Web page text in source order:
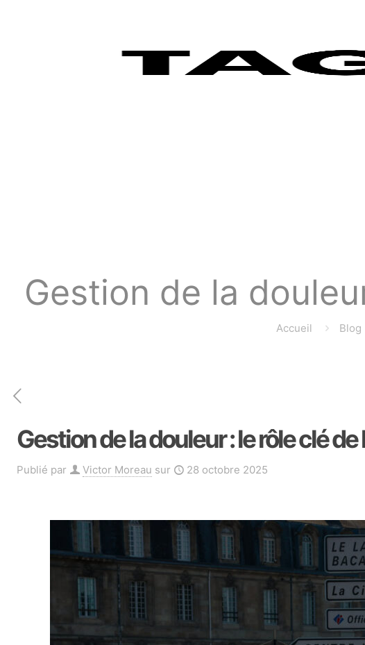
Gestion de la
Accueil Blog
Gestion de la douleur : le rôle clé
Publié par Victor Moreau sur 28 octobre 2025